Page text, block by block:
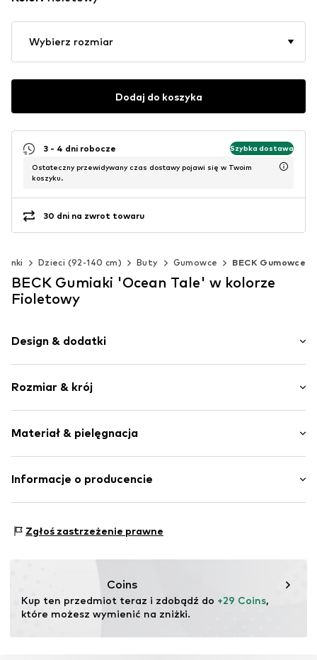
Wybierz rozmiar
Dodaj do koszyka
3 - 4 dni robocze Szybka dostawa
Ostateczny przewidywany czas dostawy pojawi się w Twoim
koszyku.
30 dni na zwrot towaru
Dzieci (92-140 cm) Buty Gumowce BECK Gumowce
BECK Gumiaki 'Ocean Tale' w kolorze
Fioletowy
Design & dodatki
Profil podeszwy
Wzmocniona pięta
Wzór na całej powierzchni
Zapięcie typu sznurek
Rozmiar & krój
Materiał & pielęgnacja
Materiał wierzchni: Guma
Informacje o producencie
74235 Erlenbach
Zgłoś zastrzeżenie prawne
Coins
Kup ten przedmiot teraz i zdobądź do +29 Coins,
które możesz wymienić na zniżki.